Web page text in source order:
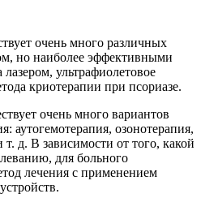
очень много различных
но наиболее эффективными
ультрафиолетовое
криотерапии при псориазе.
очень много вариантов
аутогемотерапия, озонотерапия,
д. В зависимости от того, какой
для больного
лечения с применением